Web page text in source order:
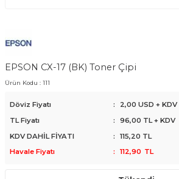
EPSON CX-17 (BK) Toner Çipi
Ürün Kodu : 111
Döviz Fiyatı :
2,00 USD + KDV
TL Fiyatı
: 96,00 TL + KDV
KDV DAHİL FİYATI
: 115,20 TL
Havale Fiyatı
: 112,90 TL